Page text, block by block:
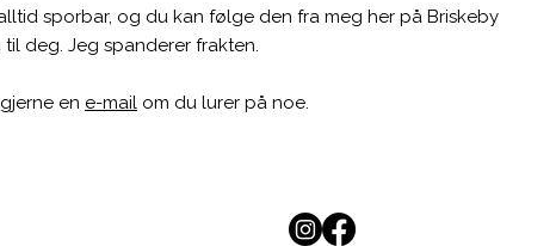
sporbar, og du kan følge den fra meg her på Briskeby
til deg. Jeg spanderer frakten.
en e-mail om du lurer på noe.